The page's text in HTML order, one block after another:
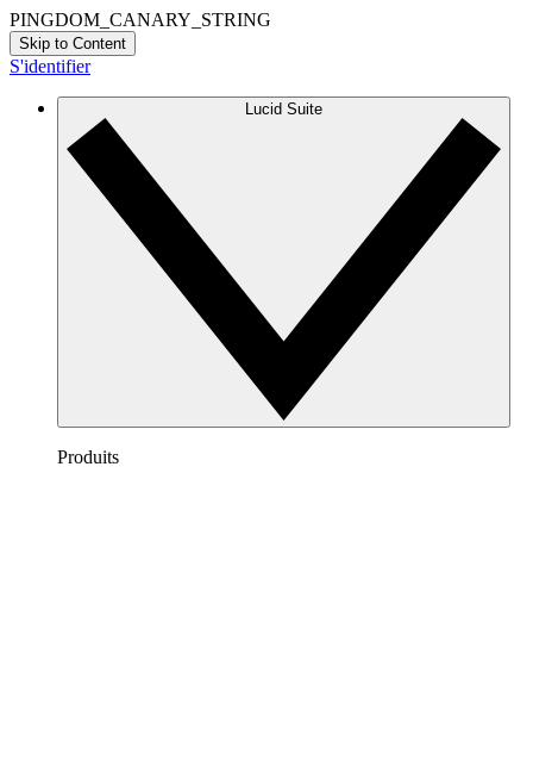
PINGDOM_CANARY_STRING
Skip to Content
S'identifier
Lucid Suite
Produits